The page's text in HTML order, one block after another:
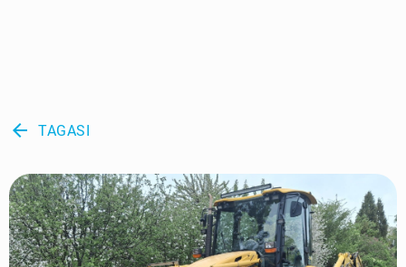
arrow_back TAGASI